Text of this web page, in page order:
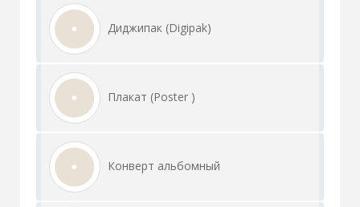
Диджипак (Digipak)
Плакат (Poster )
Конверт альбомный